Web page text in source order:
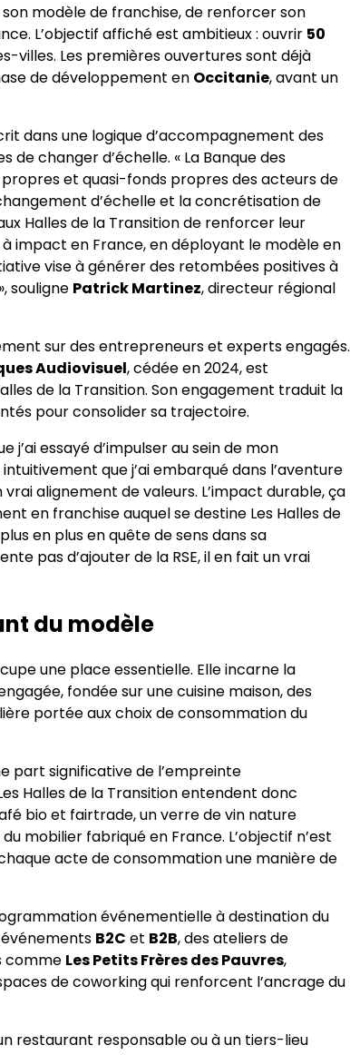
modèle de franchise, de renforcer son
L’objectif affiché est ambitieux : ouvrir 50
villes. Les premières ouvertures sont déjà
de développement en Occitanie, avant un
dans une logique d’accompagnement des
de changer d’échelle. « La Banque des
et quasi-fonds propres des acteurs de
d’échelle et la concrétisation de
Halles de la Transition de renforcer leur
impact en France, en déployant le modèle en
vise à générer des retombées positives à
souligne Patrick Martinez, directeur régional
sur des entrepreneurs et experts engagés.
Audiovisuel, cédée en 2024, est
de la Transition. Son engagement traduit la
pour consolider sa trajectoire.
j’ai essayé d’impulser au sein de mon
que j’ai embarqué dans l’aventure
alignement de valeurs. L’impact durable, ça
en franchise auquel se destine Les Halles de
en plus en quête de sens dans sa
pas d’ajouter de la RSE, il en fait un vrai
du modèle
une place essentielle. Elle incarne la
fondée sur une cuisine maison, des
portée aux choix de consommation du
part significative de l’empreinte
Halles de la Transition entendent donc
bio et fairtrade, un verre de vin nature
mobilier fabriqué en France. L’objectif n’est
acte de consommation une manière de
événementielle à destination du
B2C et B2B, des ateliers de
comme Les Petits Frères des Pauvres,
de coworking qui renforcent l’ancrage du
restaurant responsable ou à un tiers-lieu